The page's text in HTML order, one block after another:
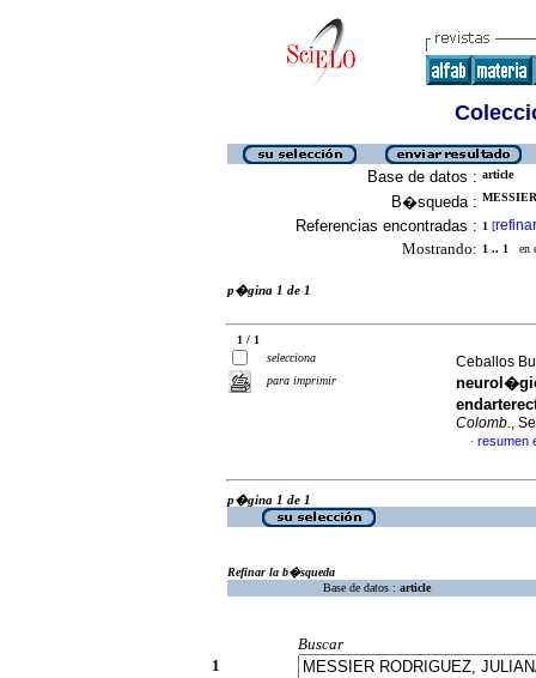
Base de datos : article
B�squeda :
Referencias encontradas : 1 [refinar
Mostrando: 1 .. 1 en
p�gina 1 de 1
1 / 1
selecciona
para imprimir
Ceballos
Colomb.,
· resumen
p�gina 1 de 1
Refinar la b�squeda
Base de datos : article
Buscar
1